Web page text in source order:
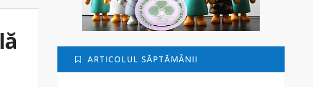
ARTICOLUL SĂPTĂMÂNII